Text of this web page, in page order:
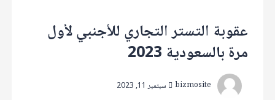
عقوبة التستر التجاري للأجنبي لأول
مرة بالسعودية 2023
bizmosite سبتمبر 11, 2023